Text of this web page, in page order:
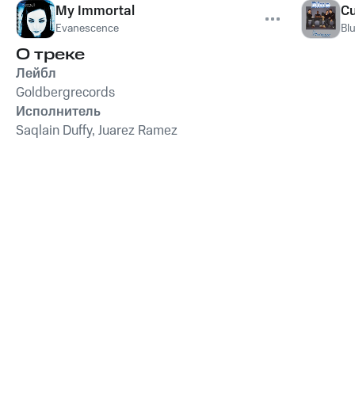
My Immortal
Evanescence
О треке
Лейбл
Goldbergrecords
Исполнитель
Saqlain Duffy, Juarez Ramez